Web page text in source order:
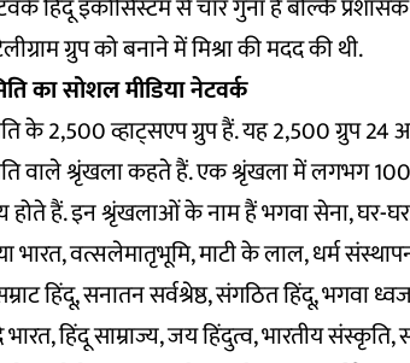
हिंदू इकोसिस्टम से चार गुना है बल्कि
ग्रुप को बनाने में मिश्रा की मदद की थी.
का सोशल मीडिया नेटवर्क
के 2,500 व्हाट्सएप ग्रुप हैं. यह 2,500 ग्रुप
वाले श्रृंखला कहते हैं. एक श्रृंखला में लगभग
हैं. इन श्रृंखलाओं के नाम हैं भगवा सेना, घर-
भारत, वत्सलेमातृभूमि, माटी के लाल, धर्म
हिंदू, सनातन सर्वश्रेष्ठ, संगठित हिंदू, भगवा
भारत, हिंदू साम्राज्य, जय हिंदुत्व, भारतीय